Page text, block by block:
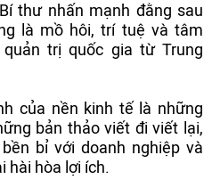
thư nhấn mạnh đằng sau
là mồ hôi, trí tuệ và tâm
trị quốc gia từ Trung
của nền kinh tế là những
bản thảo viết đi viết lại,
bỉ với doanh nghiệp và
hài hòa lợi ích.